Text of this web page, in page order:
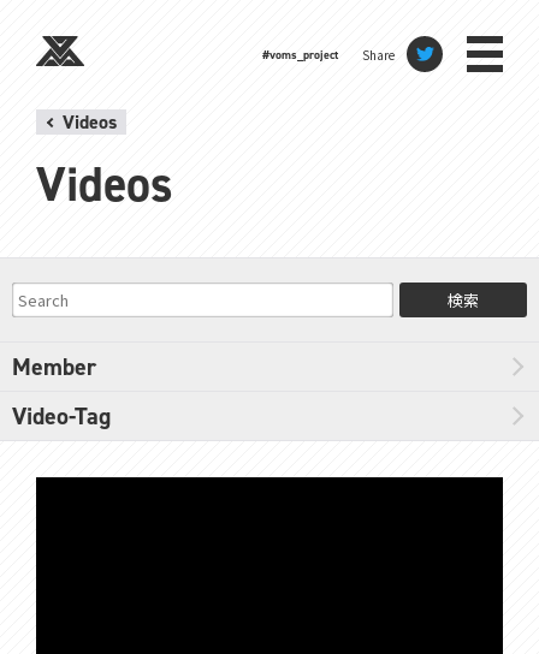
#voms_project Share
Videos
Videos
検索
Member
Video-Tag